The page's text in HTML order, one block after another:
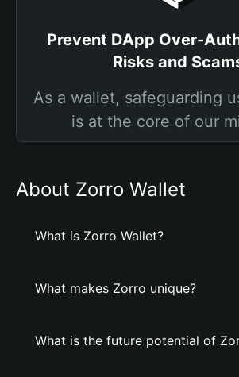
Prevent DApp Over-
Risks and
As a wallet, safeguarding
is at the core of our
About Zorro Wallet
What is Zorro Wallet?
What makes Zorro unique?
What is the future potential of